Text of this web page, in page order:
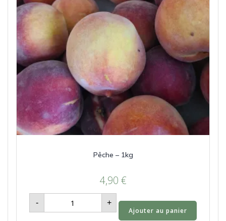
Pêche – 1kg
4,90 €
-
quantité
de
Pêche
+
Ajouter au panier